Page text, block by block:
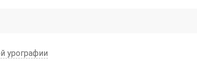
урографии